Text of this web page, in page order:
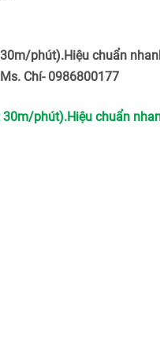
phút).Hiệu chuẩn
Ms. Chí- 0986800177
phút).Hiệu chuẩn